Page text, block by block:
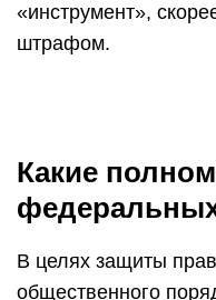
«инструмент»,
штрафом.
Какие
В целях защиты
общественного